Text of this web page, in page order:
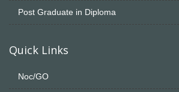
Post Graduate in Diploma
Quick Links
Noc/GO